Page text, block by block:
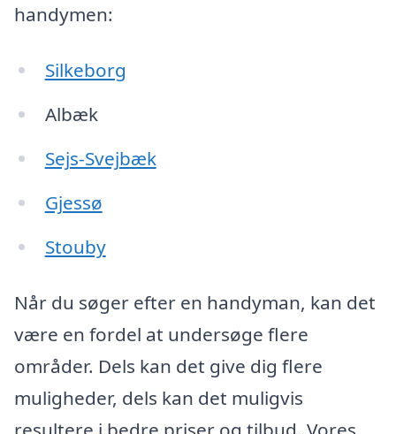
handymen:
Silkeborg
Albæk
Sejs-Svejbæk
Gjessø
Stouby
Når du søger efter en handyman, kan det
være en fordel at undersøge flere
områder. Dels kan det give dig flere
muligheder, dels kan det muligvis